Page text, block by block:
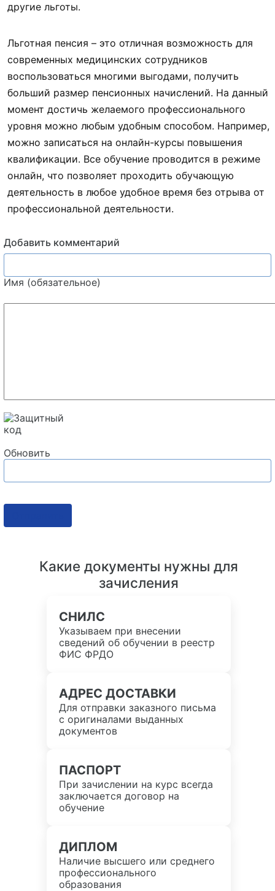
другие льготы.
Льготная пенсия – это отличная возможность для
современных медицинских сотрудников
воспользоваться многими выгодами, получить
больший размер пенсионных начислений. На данный
момент достичь желаемого профессионального
уровня можно любым удобным способом. Например,
можно записаться на онлайн-курсы повышения
квалификации. Все обучение проводится в режиме
онлайн, что позволяет проходить обучающую
деятельность в любое удобное время без отрыва от
профессиональной деятельности.
Добавить комментарий
Имя (обязательное)
Обновить
Какие документы нужны для
зачисления
СНИЛС
Указываем при внесении
сведений об обучении в реестр
ФИС ФРДО
АДРЕС ДОСТАВКИ
Для отправки заказного письма
с оригиналами выданных
документов
ПАСПОРТ
При зачислении на курс всегда
заключается договор на
обучение
ДИПЛОМ
Наличие высшего или среднего
профессионального
образования